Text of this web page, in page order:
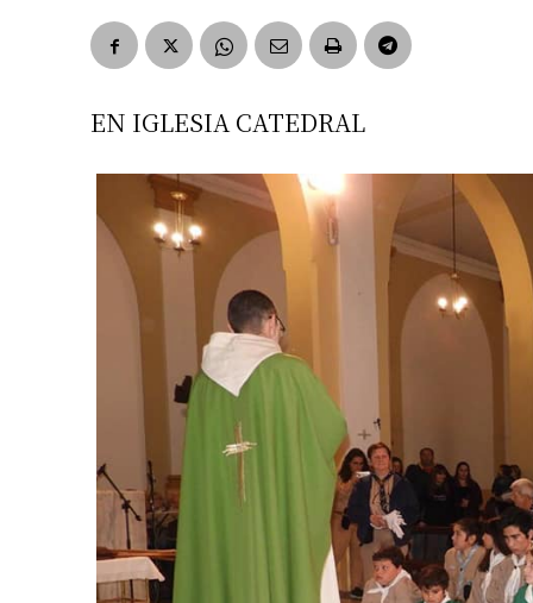
EN IGLESIA CATEDRAL